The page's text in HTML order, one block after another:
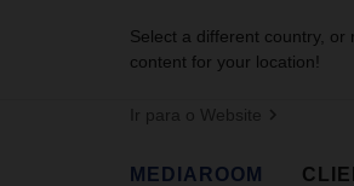
Select a different country, or
content for your location!
Ir para o Website
MEDIAROOM